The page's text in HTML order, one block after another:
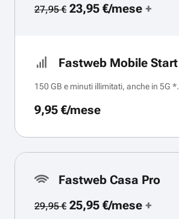
27,95 €23,95 €/mese+
Fastweb Mobile Start
150 GB e minuti illimitati, anche in 5G *.
9,95 €/mese
Fastweb Casa Pro
29,95 €25,95 €/mese+